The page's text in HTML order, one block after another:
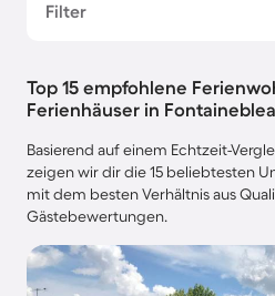
Filter
Top 15 empfohlene
Ferienhäuser in
Basierend auf einem Echtzeit-
zeigen wir dir die 15 beliebtesten
mit dem besten Verhältnis aus
Gästebewertungen.